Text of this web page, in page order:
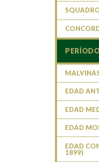
EDAD
EDAD
EDAD
EDAD
1899)